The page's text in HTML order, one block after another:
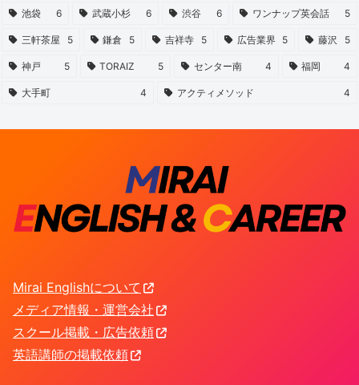
池袋 6 武蔵小杉 6 渋谷 6 ワンナップ英会話 5
三軒茶屋 5 鎌倉 5 吉祥寺 5 広告業界 5 藤沢 5
神戸 5 TORAIZ 5 センター南 4 福岡 4
大手町 4 アクティメソッド 4
Mirai Englishについて
メディア情報・運営会社
スクール掲載・広告依頼
英語講師の掲載依頼